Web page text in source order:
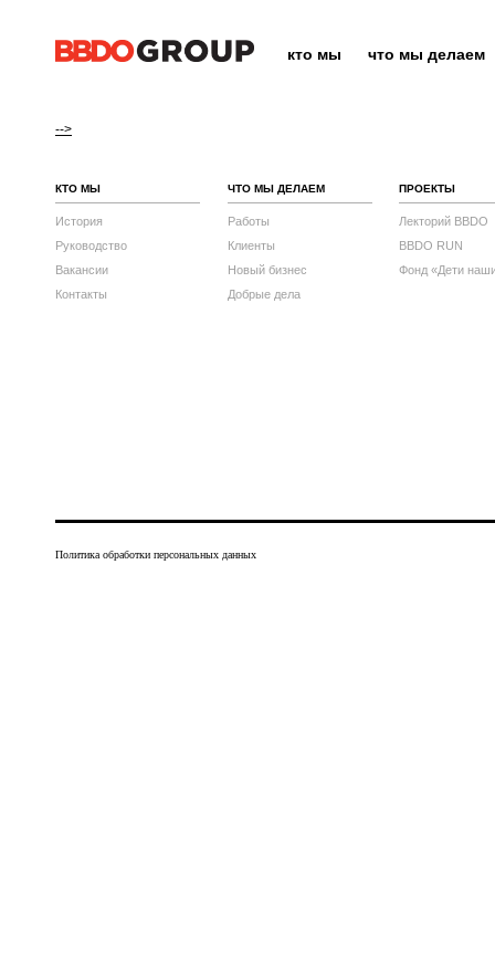
кто мы что мы делаем
-->
КТО МЫ
История
Руководство
Вакансии
Контакты
ЧТО МЫ ДЕЛАЕМ
Работы
Клиенты
Новый бизнес
Добрые дела
ПРОЕКТЫ
Лекторий BBDO
BBDO RUN
Фонд «Дети
Политика обработки персональных данных